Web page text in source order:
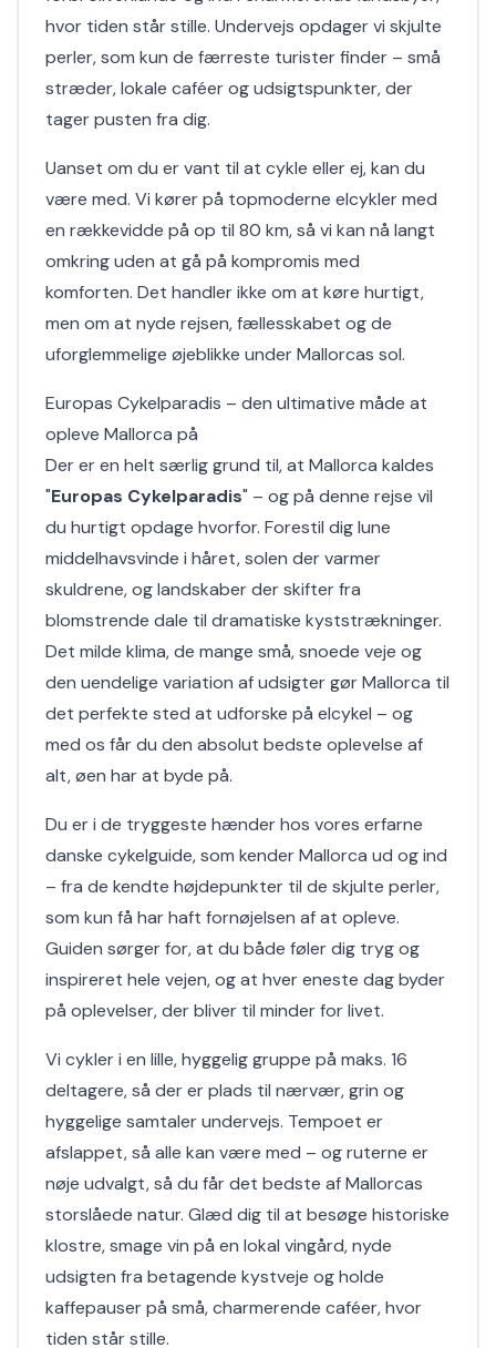
hvor tiden står stille. Undervejs opdager vi skjulte
perler, som kun de færreste turister finder – små
stræder, lokale caféer og udsigtspunkter, der
tager pusten fra dig.
Uanset om du er vant til at cykle eller ej, kan du
være med. Vi kører på topmoderne elcykler med
en rækkevidde på op til 80 km, så vi kan nå langt
omkring uden at gå på kompromis med
komforten. Det handler ikke om at køre hurtigt,
men om at nyde rejsen, fællesskabet og de
uforglemmelige øjeblikke under Mallorcas sol.
Europas Cykelparadis – den ultimative måde at
opleve Mallorca på
Der er en helt særlig grund til, at Mallorca kaldes
"Europas Cykelparadis" – og på denne rejse vil
du hurtigt opdage hvorfor. Forestil dig lune
middelhavsvinde i håret, solen der varmer
skuldrene, og landskaber der skifter fra
blomstrende dale til dramatiske kyststrækninger.
Det milde klima, de mange små, snoede veje og
den uendelige variation af udsigter gør Mallorca til
det perfekte sted at udforske på elcykel – og
med os får du den absolut bedste oplevelse af
alt, øen har at byde på.
Du er i de tryggeste hænder hos vores erfarne
danske cykelguide, som kender Mallorca ud og ind
– fra de kendte højdepunkter til de skjulte perler,
som kun få har haft fornøjelsen af at opleve.
Guiden sørger for, at du både føler dig tryg og
inspireret hele vejen, og at hver eneste dag byder
på oplevelser, der bliver til minder for livet.
Vi cykler i en lille, hyggelig gruppe på maks. 16
deltagere, så der er plads til nærvær, grin og
hyggelige samtaler undervejs. Tempoet er
afslappet, så alle kan være med – og ruterne er
nøje udvalgt, så du får det bedste af Mallorcas
storslåede natur. Glæd dig til at besøge historiske
klostre, smage vin på en lokal vingård, nyde
udsigten fra betagende kystveje og holde
kaffepauser på små, charmerende caféer, hvor
tiden står stille.